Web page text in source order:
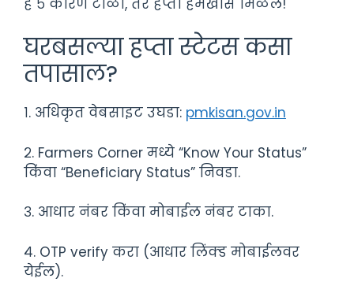
हे ५ कारणे टाळा, तर हप्ता हमखास मिळेल!
घरबसल्या हप्ता स्टेटस कसा
तपासाल?
१. अधिकृत वेबसाइट उघडा: pmkisan.gov.in
२. Farmers Corner मध्ये “Know Your Status”
किंवा “Beneficiary Status” निवडा.
३. आधार नंबर किंवा मोबाईल नंबर टाका.
४. OTP verify करा (आधार लिंक्ड मोबाईलवर
येईल).